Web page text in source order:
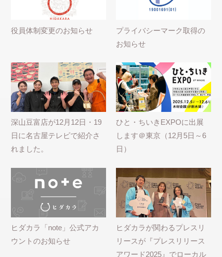
役員体制変更のお知らせ
プライバシーマーク取得の
お知らせ
深山豆富店が12月12日・19
日に名古屋テレビで紹介さ
れました。
ひと・ちいきEXPOに出展
します＠東京（12月5日～6
日）
ヒダカラ「note」公式アカ
ウントのお知らせ
ヒダカラが関わるプレスリ
リースが『プレスリリース
アワード2025』でローカル